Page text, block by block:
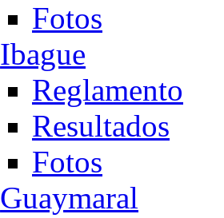
Fotos
Ibague
Reglamento
Resultados
Fotos
Guaymaral